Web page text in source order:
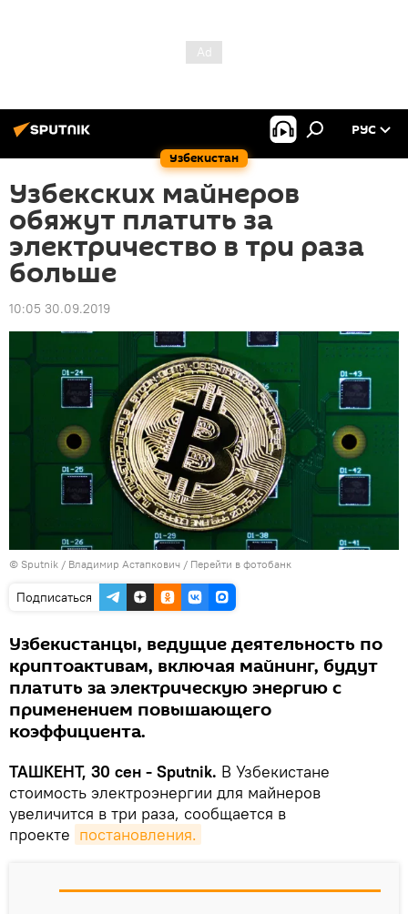
Узбекистан
РУС
Узбекских майнеров
обяжут платить за
электричество в три раза
больше
10:05 30.09.2019
© Sputnik / Владимир Астапкович / Перейти в фотобанк
Подписаться
Узбекистанцы, ведущие деятельность по
криптоактивам, включая майнинг, будут
платить за электрическую энергию с
применением повышающего
коэффициента.
ТАШКЕНТ, 30 сен - Sputnik. В Узбекистане
стоимость электроэнергии для майнеров
увеличится в три раза, сообщается в
проекте постановления.